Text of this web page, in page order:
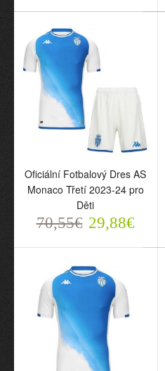
AS Monaco Domácí
2024-25 pro Muži
70,55€
Oficiální Fotbalový Dres
AS Monaco Třetí 2023-24
pro Děti
70,55€ 29,88€
Oficiální Fotbalový Dres AS
Monaco Třetí 2023-24 pro
Děti
70,55€ 29,88€